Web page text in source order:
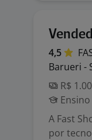
4,5
Barueri -
R$
A Fast
por